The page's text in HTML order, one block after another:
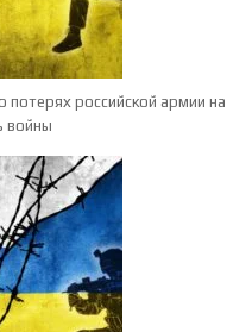
российской армии на
войны